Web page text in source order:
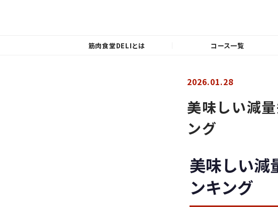
筋肉食堂DELIとは コース一覧
2026.01.28
美味しい減
ング
美味しい減
ンキング